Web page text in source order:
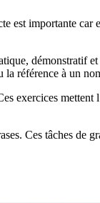
est importante car
démonstratif
référence à un
exercices mettent
Ces tâches de